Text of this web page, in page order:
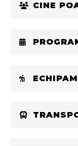
CINE